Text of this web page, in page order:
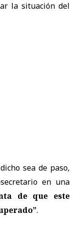
la situación del
sea de paso,
en una
de que este
.